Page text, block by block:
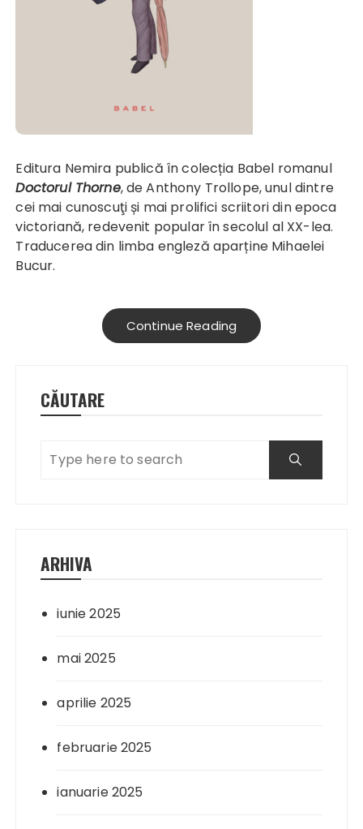
Editura Nemira publică în colecția Babel romanul
Doctorul Thorne, de Anthony Trollope, unul dintre
cei mai cunoscuţi și mai prolifici scriitori din epoca
victoriană, redevenit popular în secolul al XX-lea.
Traducerea din limba engleză aparține Mihaelei
Bucur.
Continue Reading
CĂUTARE
ARHIVA
iunie 2025
mai 2025
aprilie 2025
februarie 2025
ianuarie 2025